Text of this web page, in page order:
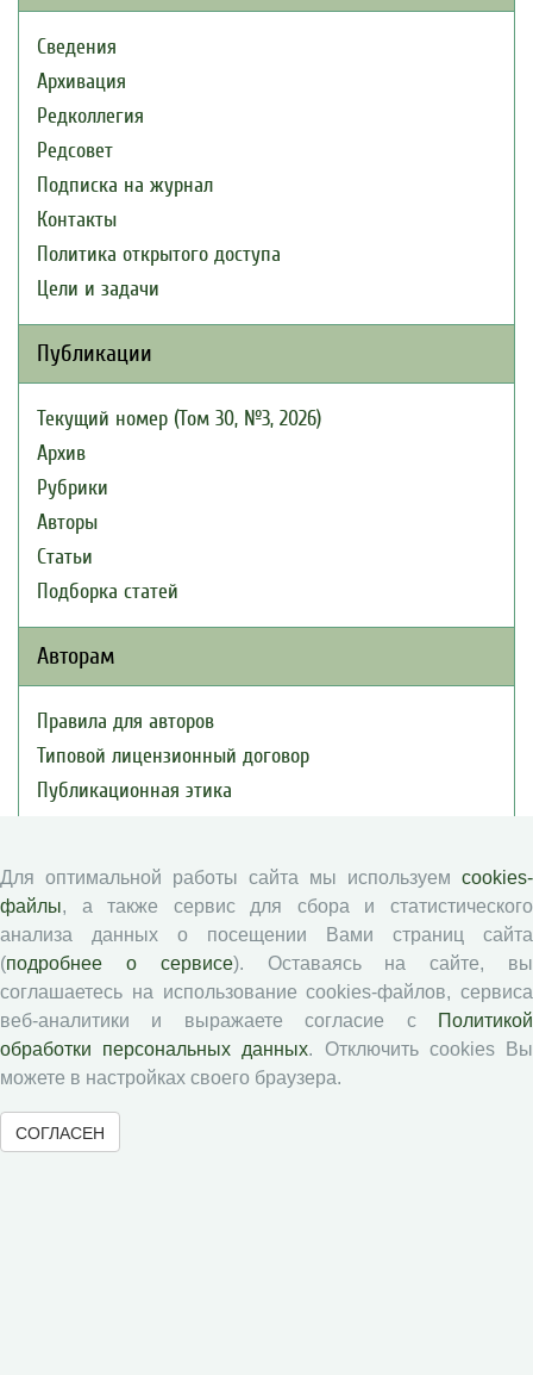
Сведения
Архивация
Редколлегия
Редсовет
Подписка на журнал
Контакты
Политика открытого доступа
Цели и задачи
Публикации
Текущий номер (Том 30, №3, 2026)
Архив
Рубрики
Авторы
Статьи
Подборка статей
Авторам
Правила для авторов
Типовой лицензионный договор
Публикационная этика
Рецензентам
Памятка рецензенту
Положение о рецензировании
Форма рецензии
Журналы ВолНЦ РАН
Для оптимальной работы сайта мы используем cookies-
файлы, а также сервис для сбора и статистического
анализа данных о посещении Вами страниц сайта
(подробнее о сервисе). Оставаясь на сайте, вы
соглашаетесь на использование cookies-файлов, сервиса
веб-аналитики и выражаете согласие с
Политикой
обработки персональных данных. Отключить cookies Вы
можете в настройках своего браузера.
СОГЛАСЕН